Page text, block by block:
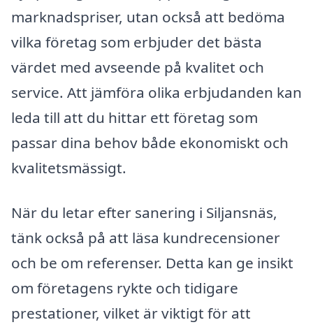
marknadspriser, utan också att bedöma
vilka företag som erbjuder det bästa
värdet med avseende på kvalitet och
service. Att jämföra olika erbjudanden kan
leda till att du hittar ett företag som
passar dina behov både ekonomiskt och
kvalitetsmässigt.
När du letar efter sanering i Siljansnäs,
tänk också på att läsa kundrecensioner
och be om referenser. Detta kan ge insikt
om företagens rykte och tidigare
prestationer, vilket är viktigt för att